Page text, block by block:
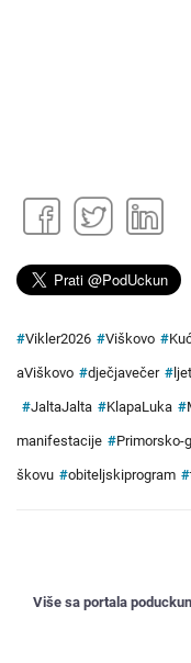
#Vikler2026 #Viškovo #
aViškovo #dječjavečer #
#JaltaJalta #KlapaLuka #
manifestacije #Primorsko-
škovu #obiteljskiprogram #
Više sa portala